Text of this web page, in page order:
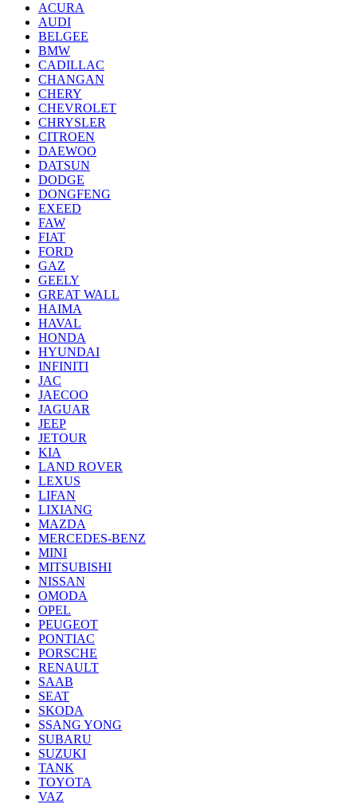
ACURA
AUDI
BELGEE
BMW
CADILLAC
CHANGAN
CHERY
CHEVROLET
CHRYSLER
CITROEN
DAEWOO
DATSUN
DODGE
DONGFENG
EXEED
FAW
FIAT
FORD
GAZ
GEELY
GREAT WALL
HAIMA
HAVAL
HONDA
HYUNDAI
INFINITI
JAC
JAECOO
JAGUAR
JEEP
JETOUR
KIA
LAND ROVER
LEXUS
LIFAN
LIXIANG
MAZDA
MERCEDES-BENZ
MINI
MITSUBISHI
NISSAN
OMODA
OPEL
PEUGEOT
PONTIAC
PORSCHE
RENAULT
SAAB
SEAT
SKODA
SSANG YONG
SUBARU
SUZUKI
TANK
TOYOTA
VAZ